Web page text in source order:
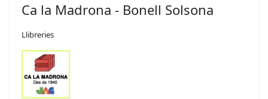
Ca la Madrona - Bonell Solsona
Llibreries